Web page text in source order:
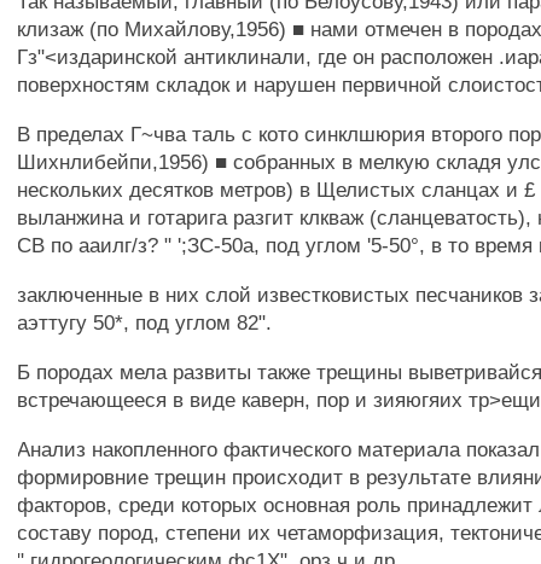
клизаж (по Михайлову,1956) ■ нами отмечен в
Гз"<издаринской антиклинали, где он расположен
поверхностям складок и нарушен первичной
В пределах Г~чва таль с кото синклшюрия второго
Шихнлибейпи,1956) ■ собранных в мелкую складя
нескольких десятков метров) в Щелистых сланцах и £
выланжина и готарига разгит клкваж
СВ по ааилг/з? " ';ЗС-50а, под углом '5-50°, в то время
заключенные в них слой известковистых песчаников
аэттугу 50*, под углом 82".
Б породах мела развиты также трещины
встречающееся в виде каверн, пор и зияюгяих
Анализ накопленного фактического материала
формировние трещин происходит в результате
факторов, среди которых основная роль принадлежит
составу пород, степени их четаморфизация,